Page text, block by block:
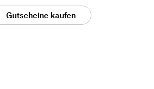
Gutscheine kaufen